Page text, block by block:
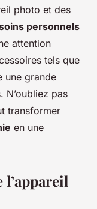
photo et des
personnels
attention
tels que
une grande
N’oubliez pas
transformer
en une
l’appareil